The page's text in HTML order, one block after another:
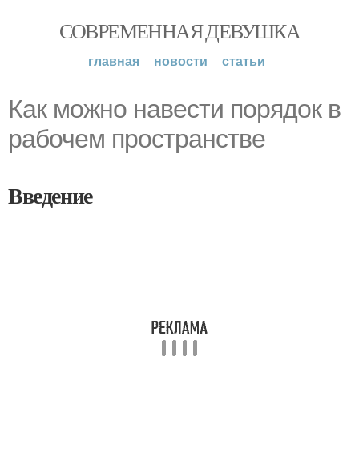
СОВРЕМЕННАЯ ДЕВУШКА
главная новости статьи
Как можно навести порядок в
рабочем пространстве
Введение